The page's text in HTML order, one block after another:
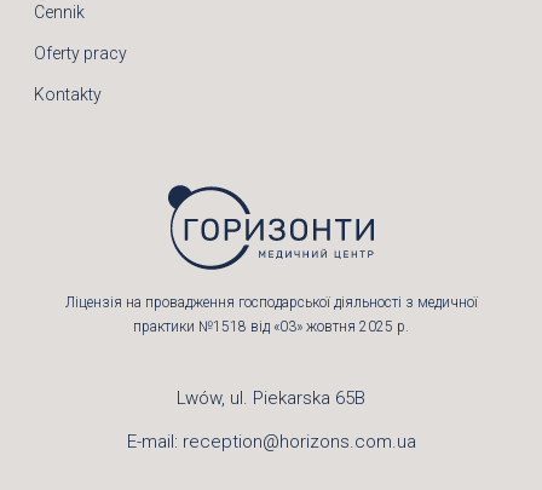
Cennik
Oferty pracy
Kontakty
Ліцензія на провадження господарської діяльності з медичної
практики №1518 від «03» жовтня 2025 р.
Lwów, ul. Piekarska 65B
E-mail: reception@horizons.com.ua